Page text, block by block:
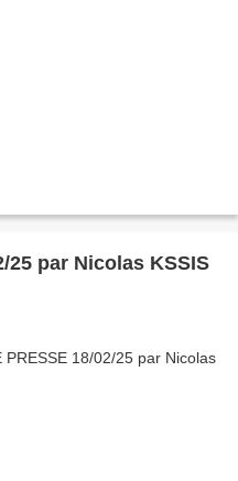
25 par Nicolas KSSIS